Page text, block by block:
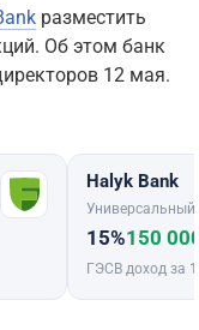
разместить
Об этом банк
12 мая.
Halyk Bank
Универсальный
15%
ГЭСВ
150
доход за